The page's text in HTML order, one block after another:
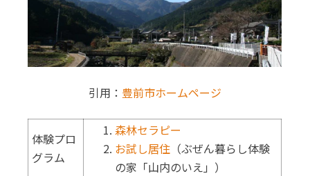
引用： 豊前市ホームページ
体験プロ
グラム
森林セラピー
お試し居住 （ぶぜん暮らし体験
の家「山内のいえ」）